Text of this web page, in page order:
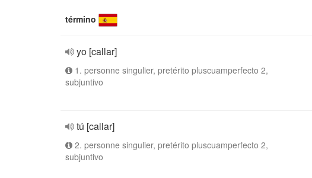
término
yo [callar]
1. personne singulier, pretérito pluscuamperfecto 2,
subjuntivo
tú [callar]
2. personne singulier, pretérito pluscuamperfecto 2,
subjuntivo